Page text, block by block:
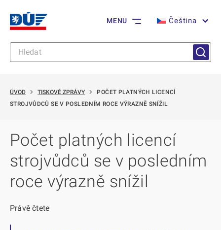
MENU Čeština
ÚVOD TISKOVÉ ZPRÁVY
POČET PLATNÝCH LICENCÍ
STROJVŮDCŮ SE V POSLEDNÍM ROCE VÝRAZNĚ SNÍŽIL
Počet platných licencí
strojvůdců se v posledním
roce výrazně snížil
Právě čtete